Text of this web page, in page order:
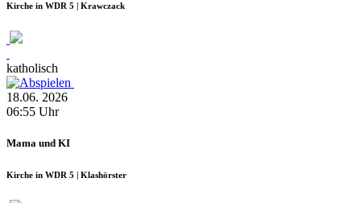
Kirche in WDR 5 | Krawczack
katholisch
18.06. 2026
06:55 Uhr
Mama und KI
Kirche in WDR 5 | Klashörster